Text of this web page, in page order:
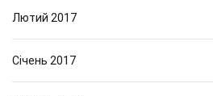
Лютий 2017
Січень 2017